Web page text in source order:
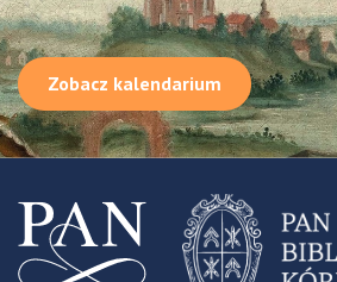
Zobacz kalendarium